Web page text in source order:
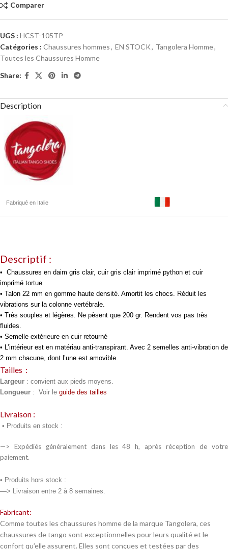
Comparer
UGS : HCST-105TP
Catégories : Chaussures hommes, EN STOCK, Tangolera Homme,
Toutes les Chaussures Homme
Share:
Description
Fabriqué en Italie
Descriptif :
• Chaussures en daim gris clair, cuir gris clair imprimé python et cuir
imprimé tortue
• Talon 22 mm en gomme haute densité. Amortit les chocs. Réduit les
vibrations sur la colonne vertébrale.
• Très souples et légères. Ne pèsent que 200 gr. Rendent vos pas très
fluides.
• Semelle extérieure en cuir retourné
• L’intérieur est en matériau anti-transpirant. Avec 2 semelles anti-vibration de
2 mm chacune, dont l’une est amovible.
Tailles :
Largeur : convient aux pieds moyens.
Longueur : Voir le guide des tailles
Livraison :
• Produits en stock :
—> Expédiés généralement dans les 48 h, après réception de votre
paiement.
• Produits hors stock :
—> Livraison entre 2 à 8 semaines.
Fabricant:
Comme toutes les chaussures homme de la marque Tangolera, ces
chaussures de tango sont exceptionnelles pour leurs qualité et le
confort qu’elle assurent. Elles sont conçues et testées par des